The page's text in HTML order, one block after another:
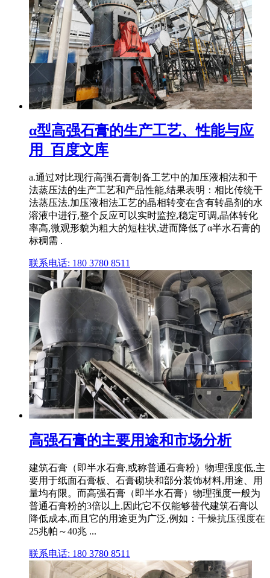
α型高强石膏的生产工艺、性能与应
用_百度文库
a.通过对比现行高强石膏制备工艺中的加压液相法和干
法蒸压法的生产工艺和产品性能,结果表明：相比传统干
法蒸压法,加压液相法工艺的晶相转变在含有转晶剂的水
溶液中进行,整个反应可以实时监控,稳定可调,晶体转化
率高,微观形貌为粗大的短柱状,进而降低了α半水石膏的
标稠需 .
联系电话: 180 3780 8511
高强石膏的主要用途和市场分析
建筑石膏（即半水石膏,或称普通石膏粉）物理强度低,主
要用于纸面石膏板、石膏砌块和部分装饰材料,用途、用
量均有限。而高强石膏（即半水石膏）物理强度一般为
普通石膏粉的3倍以上,因此它不仅能够替代建筑石膏以
降低成本,而且它的用途更为广泛,例如：干燥抗压强度在
25兆帕～40兆 ...
联系电话: 180 3780 8511